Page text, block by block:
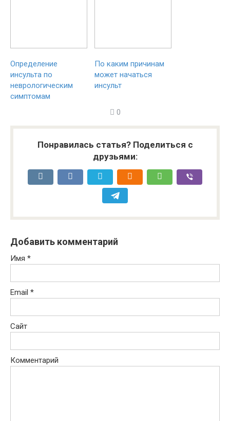
Определение
инсульта по
неврологическим
симптомам
По каким причинам
может начаться
инсульт
0
Понравилась статья? Поделиться с
друзьями:
Добавить комментарий
Имя *
Email *
Сайт
Комментарий